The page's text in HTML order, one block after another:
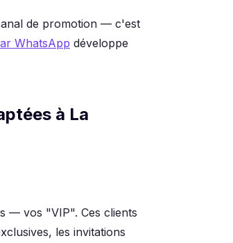
de promotion — c'est
WhatsApp développe
à La
— vos "VIP". Ces clients
les invitations